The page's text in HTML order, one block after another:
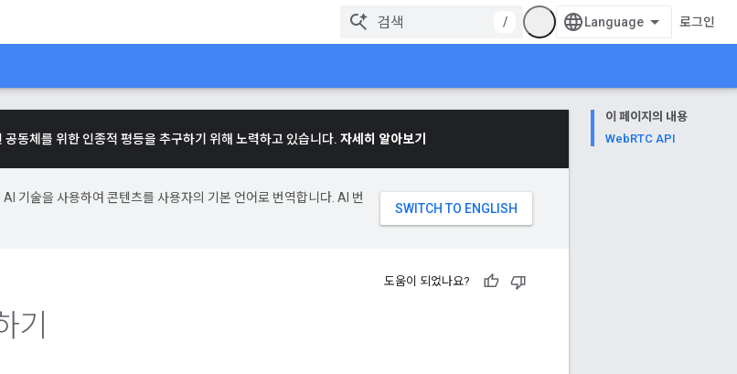
/ 로그인
이 페이지의 내용
WebRTC API
동체를 위한 인종적 평등을 추구하기 위해 노력하고 있습니다. 자세히 알아보기
기술을 사용하여 콘텐츠를 사용자의 기본 언어로 번역합니다. AI 번
도움이 되었나요?
기